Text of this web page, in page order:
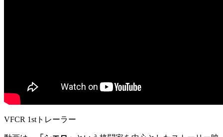
VFCR 1stトレーラー